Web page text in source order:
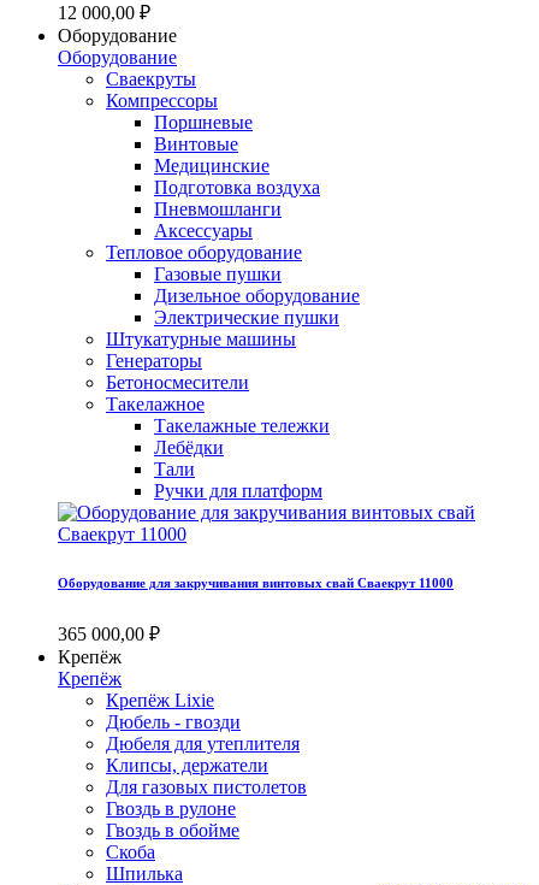
12 000,00 ₽
Оборудование
Оборудование
Сваекруты
Компрессоры
Поршневые
Винтовые
Медицинские
Подготовка воздуха
Пневмошланги
Аксессуары
Тепловое оборудование
Газовые пушки
Дизельное оборудование
Электрические пушки
Штукатурные машины
Генераторы
Бетоносмесители
Такелажное
Такелажные тележки
Лебёдки
Тали
Ручки для платформ
Оборудование для закручивания винтовых свай Сваекрут 11000
365 000,00 ₽
Крепёж
Крепёж
Крепёж Lixie
Дюбель - гвозди
Дюбеля для утеплителя
Клипсы, держатели
Для газовых пистолетов
Гвоздь в рулоне
Гвоздь в обойме
Скоба
Шпилька